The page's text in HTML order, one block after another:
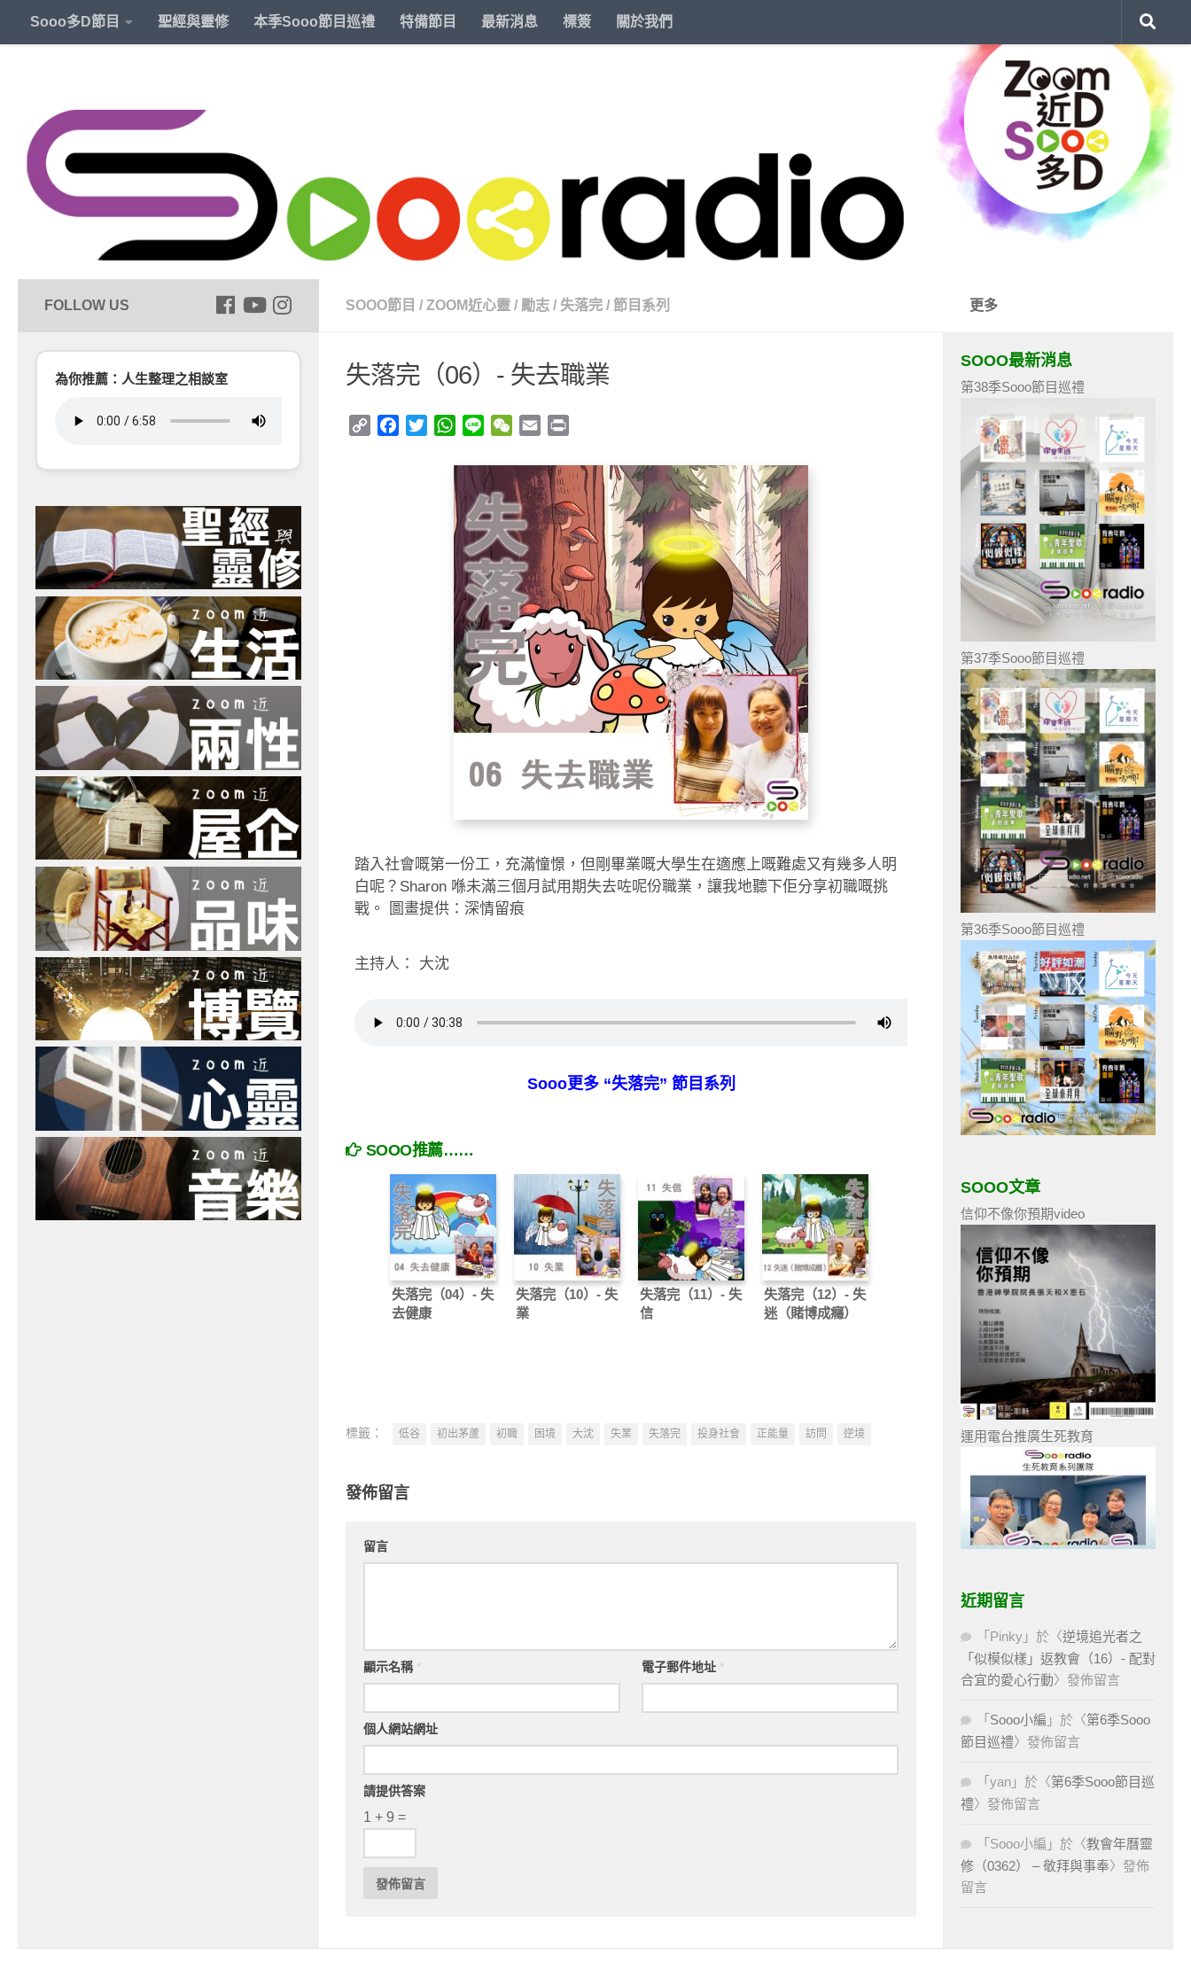
Sooo多D節目 聖經與靈修 本季Sooo節目巡禮 特備節目 最新消息 標簽 關於我們
SOOO節目 / ZOOM近心靈 / 勵志 / 失落完 / 節目系列
失落完（06）- 失去職業
Copy
Facebook
TwitterWhatsApp
Line WeChat
Email
踏入社會嘅第一份工，充滿憧憬，但剛畢業嘅大學生在適應上嘅難處又有幾多人明
白呢？Sharon 喺未滿三個月試用期失去咗呢份職業，讓我地聽下佢分享初職嘅挑
戰。 圖畫提供：深情留痕
主持人： 大沈
Sooo更多 “失落完” 節目系列
SOOO推薦……
失落完（04）- 失
去健康
失落完（10）- 失
業
失落完（11）- 失
信
失落完（12）- 失
迷（賭博成癮）
標籤： 低谷 初出茅蘆 初職 困境 大沈 失業 失落完 投身社會 正能量 訪問 逆境
發佈留言
留言
顯示名稱 電子郵件地址
個人網站網址
請提供答案
1 + 9 =
為你推薦：人生整理之相談室
更多
SOOO最新消息
第38季Sooo節目巡禮
第37季Sooo節目巡禮
第36季Sooo節目巡禮
SOOO文章
信仰不像你預期video
運用電台推廣生死教育
近期留言
「 Pinky 」於〈逆境追光者之
「似模似樣」返教會（16）- 配對
合宜的愛心行動〉發佈留言
「 Sooo小編 」於〈第6季Sooo
節目巡禮〉發佈留言
「 yan 」於〈第6季Sooo節目巡
禮〉發佈留言
「 Sooo小編 」於〈教會年曆靈
修（0362） – 敬拜與事奉〉發佈
留言